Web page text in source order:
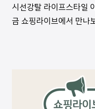
시선강탈 라이프스타일
금 쇼핑라이브에서 만나